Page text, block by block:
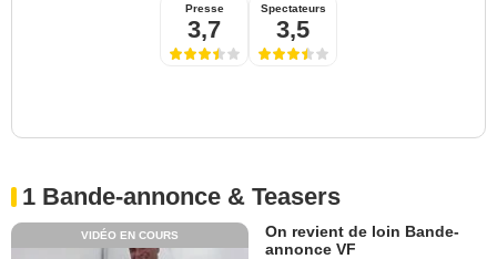
Presse
3,7
Spectateurs
3,5
1 Bande-annonce & Teasers
VIDÉO EN COURS
On revient de loin Bande-
annonce VF